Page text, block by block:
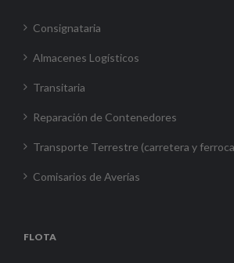
Consignataria
Almacenes Logísticos
Transitaria
Reparación de Contenedores
Transporte Terrestre (carretera y
Comisarios de Averías
FLOTA